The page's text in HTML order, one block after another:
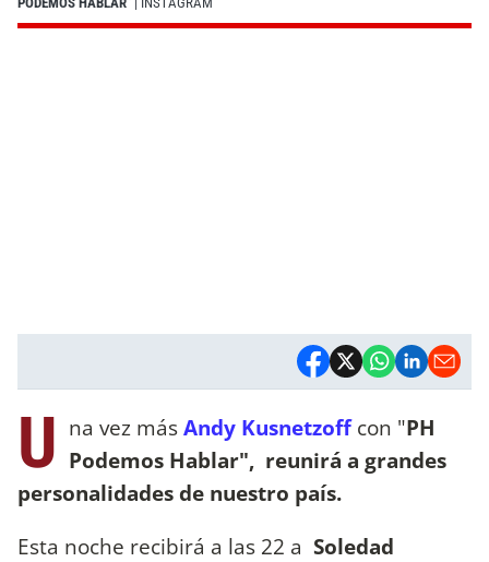
U na vez másAndy Kusnetzoffcon "PH
Podemos Hablar", reunirá a grandes
personalidades de nuestro país.
Esta noche recibirá a las 22 a Soledad